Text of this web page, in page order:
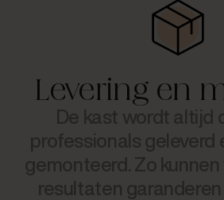
Levering en
De kast wordt altijd
professionals geleverd
gemonteerd. Zo
resultaten garanderen